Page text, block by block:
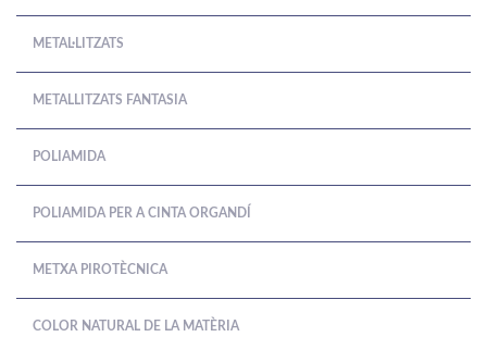
METAL·LITZATS
METALLITZATS FANTASIA
POLIAMIDA
POLIAMIDA PER A CINTA ORGANDÍ
METXA PIROTÈCNICA
COLOR NATURAL DE LA MATÈRIA